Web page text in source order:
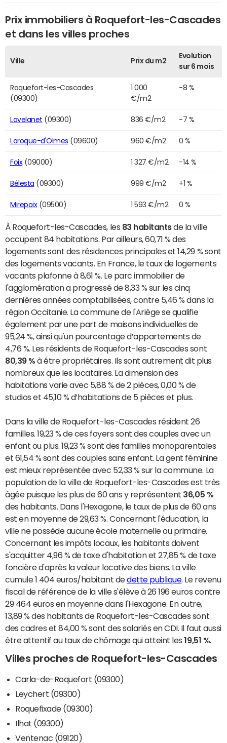
Prix immobiliers à Roquefort-les-Cascades
et dans les villes proches
Ville Prix du m2
Evolution
sur 6 mois
Roquefort-les-Cascades
(09300)
1 000
€/m2
-8 %
Lavelanet (09300) 836 €/m2 -7 %
Laroque-d'Olmes (09600) 960 €/m2 0 %
Foix(09000) 1 327 €/m2 -14 %
Bélesta (09300) 999 €/m2 +1 %
Mirepoix(09500) 1 593 €/m2 0 %
À Roquefort-les-Cascades, les 83 habitantsde la ville
occupent 84 habitations. Par ailleurs, 60,71 % des
logements sont des résidences principales et 14,29 % sont
des logements vacants. En France, le taux de logements
vacants plafonne à 8,61 %. Le parc immobilier de
l'agglomération a progressé de 8,33 % sur les cinq
dernières années comptabilisées, contre 5,46 % dans la
région Occitanie. La commune de l'Ariège se qualifie
également par une part de maisons individuelles de
95,24 %, ainsi qu'un pourcentage d’appartements de
4,76 %. Les résidents de Roquefort-les-Cascades sont
80,39 % à être propriétaires. Ils sont autrement dit plus
nombreux que les locataires. La dimension des
habitations varie avec 5,88 % de 2 pièces, 0,00 % de
studios et 45,10 % d’habitations de 5 pièces et plus.
Dans la ville de Roquefort-les-Cascades résident 26
familles. 19,23 % de ces foyers sont des couples avec un
enfant ou plus. 19,23 % sont des familles monoparentales
et 61,54 % sont des couples sans enfant. La gent féminine
est mieux représentée avec 52,33 % sur la commune. La
population de la ville de Roquefort-les-Cascades est très
âgée puisque les plus de 60 ans y représentent 36,05 %
des habitants. Dans l'Hexagone, le taux de plus de 60 ans
est en moyenne de 29,63 %. Concernant l'éducation, la
ville ne possède aucune école maternelle ou primaire.
Concernant les impôts locaux, les habitants doivent
s'acquitter 4,96 % de taxe d'habitation et 27,85 % de taxe
foncière d'après la valeur locative des biens. La ville
cumule 1 404 euros/habitant dedette publique. Le revenu
fiscal de référence de la ville s'élève à 26 196 euros contre
29 464 euros en moyenne dans l'Hexagone. En outre,
13,89 % des habitants de Roquefort-les-Cascades sont
des cadres et 84,00 % sont des salariés en CDI. Il faut aussi
être attentif au taux de chômage qui atteint les19,51 %
Villes proches de Roquefort-les-Cascades
Carla-de-Roquefort (09300)
Leychert (09300)
Roquefixade (09300)
Ilhat (09300)
Ventenac (09120)